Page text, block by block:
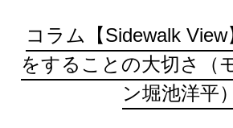
コラム【Sidewalk
をすることの大切さ（
ン堀池洋平）